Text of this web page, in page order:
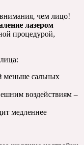
чем лицо!
лазером
процедурой,
меньше сальных
воздействиям –
медленнее